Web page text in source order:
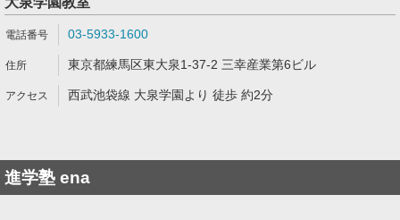
03-5933-1600
東京都練馬区東大泉1-37-2 三幸産業第6ビル
西武池袋線 大泉学園より 徒歩 約2分
進学塾 ena